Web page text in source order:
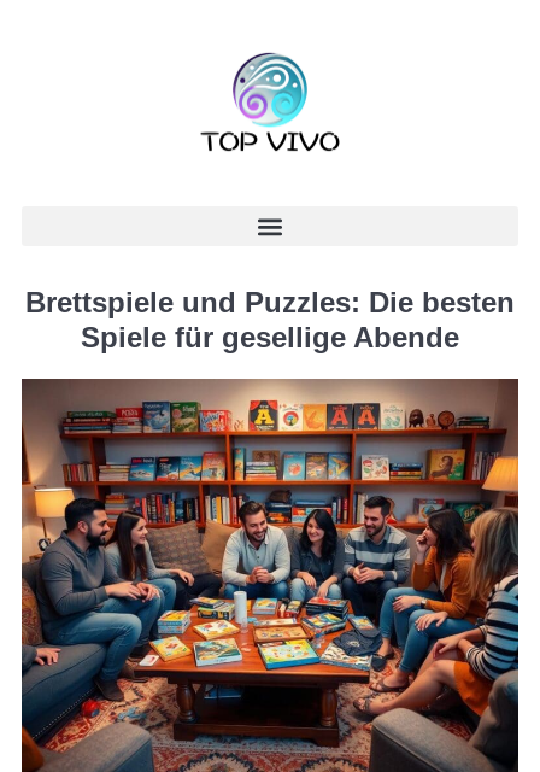
Brettspiele und Puzzles: Die besten
Spiele für gesellige Abende